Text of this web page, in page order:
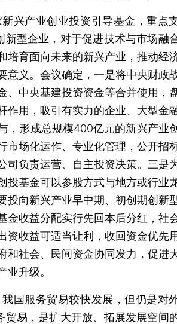
兴产业创业投资引导基金，重点
新型企业，对于促进技术与市场融合
培育面向未来的新兴产业，推动经
意义。会议确定，一是将中央财政
、中央基建投资资金等合并使用，
作用，吸引有实力的企业、大型金
，形成总规模400亿元的新兴产业
市场化运作、专业化管理，公开招
司负责运营、自主投资决策。三是
投基金可以参股方式与地方或行业
投向新兴产业早中期、初创期创新
金收益分配实行先回本后分红，社
资收益可适当让利，收回资金优先
和社会、民间资金协同发力，促进
业升级。
国服务贸易较快发展，但仍是对
贸易，是扩大开放、拓展发展空间